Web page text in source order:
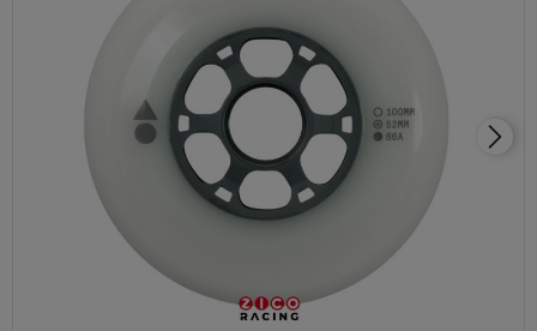
zaloguj się, aby przywrócić dodane produkty do listy
z poprzedniej sesji.